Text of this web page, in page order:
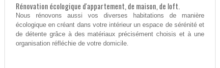
Rénovation écologique d'appartement, de maison, de loft.
Nous rénovons aussi vos diverses habitations de manière
écologique en créant dans votre intérieur un espace de sérénité et
de détente grâce à des matériaux précisément choisis et à une
organisation réfléchie de votre domicile.